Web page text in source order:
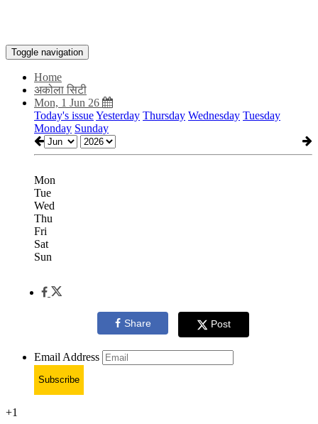
Toggle navigation
Home
अकोला सिटी
Mon, 1 Jun 26
Today's issueYesterday Thursday Wednesday Tuesday
Monday Sunday
Mon
Tue
Wed
Thu
Fri
Sat
Sun
Share Post
Email Address
Subscribe
+1